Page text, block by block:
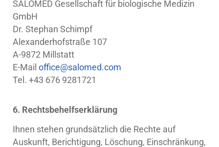
SALOMED Gesellschaft für biologische Medizin
GmbH
Dr. Stephan Schimpf
Alexanderhofstraße 107
A-9872 Millstatt
E-Mail office@salomed.com
Tel. +43 676 9281721
6. Rechtsbehelfserklärung
Ihnen stehen grundsätzlich die Rechte auf
Auskunft, Berichtigung, Löschung, Einschränkung,